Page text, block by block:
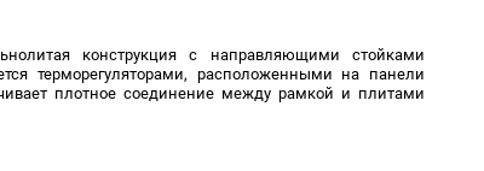
конструкция с направляющими стойками
терморегуляторами, расположенными на панели
плотное соединение между рамкой и плитами